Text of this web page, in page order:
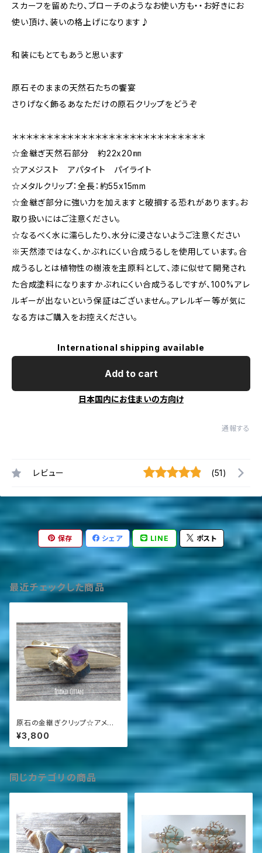
スカーフを留めたり、ブローチのようなお使い方も・・お好きにお
使い頂け、装いの格上げになります♪
和装にもとてもあうと思います
原石そのままの天然石たちの饗宴
さりげなく飾るあなただけの原石クリップをどうぞ
＊＊＊＊＊＊＊＊＊＊＊＊＊＊＊＊＊＊＊＊＊＊＊＊＊＊＊＊
☆金継ぎ天然石部分 約22x20㎜
☆アメジスト アパタイト パイライト
☆メタルクリップ：全長：約55x15mm
☆金継ぎ部分に強い力を加えますと破損する恐れがあります。お
取り扱いにはご注意ください。
☆なるべく水に濡らしたり、水分に浸さないようご注意ください
※天然漆ではなく、かぶれにくい合成うるしを使用しています。合
成うるしとは植物性の樹液を主原料として、漆に似せて開発され
た合成塗料になりますかぶれにくい合成うるしですが、100%アレ
ルギーが出ないという保証はございません。アレルギー等が気に
なる方はご購入をお控えください。
International shipping available
Add to cart
日本国内にお住まいの方向け
通報する
レビュー (51)
保存 シェア LINE ポスト
最近チェックした商品
原石の金継ぎクリップ☆アメジ
スト＆アパタイト＆パイライト
¥3,800
同じカテゴリの商品